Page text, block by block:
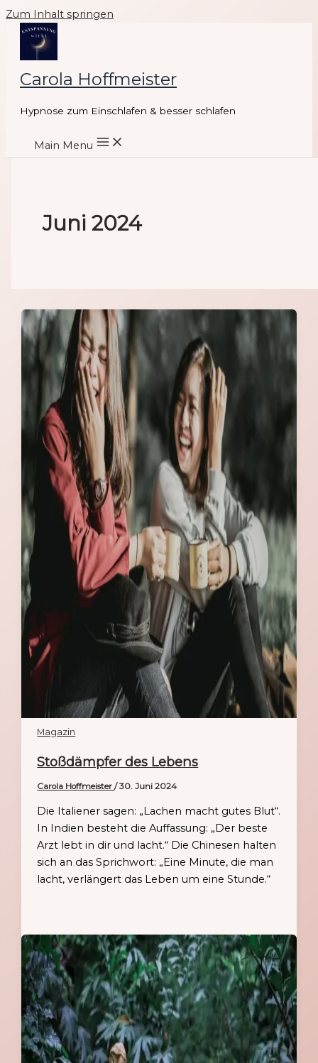
Zum Inhalt springen
Carola Hoffmeister
Hypnose zum Einschlafen & besser schlafen
Main Menu
Juni 2024
Magazin
Stoßdämpfer des Lebens
Carola Hoffmeister/30. Juni 2024
Die Italiener sagen: „Lachen macht gutes Blut“.
In Indien besteht die Auffassung: „Der beste
Arzt lebt in dir und lacht.“ Die Chinesen halten
sich an das Sprichwort: „Eine Minute, die man
lacht, verlängert das Leben um eine Stunde.“